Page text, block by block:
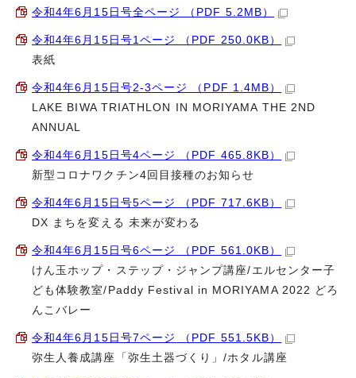
令和4年6月15日号全ページ （PDF 5.2MB）
令和4年6月15日号1ページ （PDF 250.0KB）
表紙
令和4年6月15日号2-3ページ （PDF 1.4MB）
LAKE BIWA TRIATHLON IN MORIYAMA THE 2ND
ANNUAL
令和4年6月15日号4ページ （PDF 465.8KB）
新型コロナワクチン4回目接種のお知らせ
令和4年6月15日号5ページ （PDF 717.6KB）
DX まちを変える 未来が変わる
令和4年6月15日号6ページ （PDF 561.0KB）
けん玉ホップ・ステップ・ジャンプ講座/エルセンター子
ども体験教室/Paddy Festival in MORIYAMA 2022 どろ
んこバレー
令和4年6月15日号7ページ （PDF 551.5KB）
弥生人養成講座「弥生土器づくり」/ホタル講座